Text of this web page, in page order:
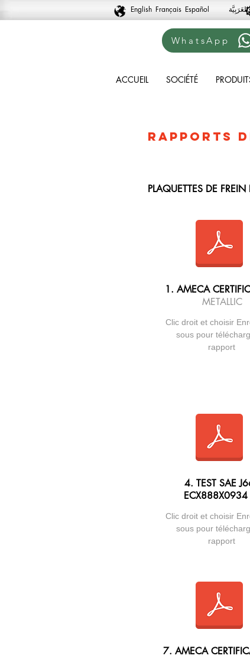
English Français Español العَرَبِيَّة‎‎
WhatsApp
RAPPORTS
PLAQUETTES DE
1. AMECA
METALLIC
Clic droit et choisir
sous pour
rapport
4. TEST SAE
ECX888X0934
Clic droit et choisir
sous pour
rapport
7. AMECA
ACCUEIL SOCIÉTÉ